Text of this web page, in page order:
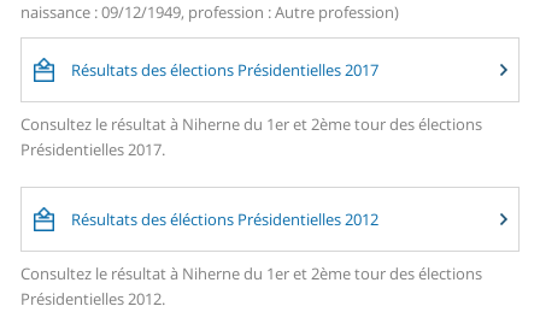
naissance : 09/12/1949, profession : Autre profession)
Résultats des élections Présidentielles 2017
Consultez le résultat à Niherne du 1er et 2ème tour des élections
Présidentielles 2017.
Résultats des éléctions Présidentielles 2012
Consultez le résultat à Niherne du 1er et 2ème tour des élections
Présidentielles 2012.